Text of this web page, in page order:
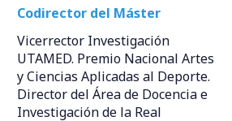
Codirector del Máster
Vicerrector Investigación
UTAMED. Premio Nacional Artes
y Ciencias Aplicadas al Deporte.
Director del Área de Docencia e
Investigación de la Real